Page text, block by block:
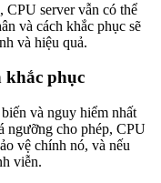
CPU server vẫn có thể
và cách khắc phục sẽ
và hiệu quả.
khắc phục
và nguy hiểm nhất
ngưỡng cho phép, CPU
vệ chính nó, và nếu
viễn.